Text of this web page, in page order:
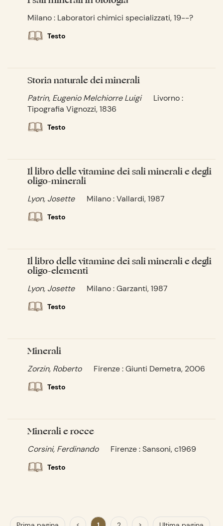
Milano : Laboratori chimici specializzati, 19--?
Testo
Storia naturale dei minerali
Patrin, Eugenio Melchiorre Luigi
Livorno :
Tipografia Vignozzi, 1836
Testo
Il libro delle vitamine dei sali minerali e degli
oligo-minerali
Lyon, Josette Milano : Vallardi, 1987
Testo
Il libro delle vitamine dei sali minerali e degli
oligo-elementi
Lyon, Josette Milano : Garzanti, 1987
Testo
Minerali
Zorzin, Roberto Firenze : Giunti Demetra, 2006
Testo
Minerali e rocce
Corsini, Ferdinando Firenze : Sansoni, c1969
Testo